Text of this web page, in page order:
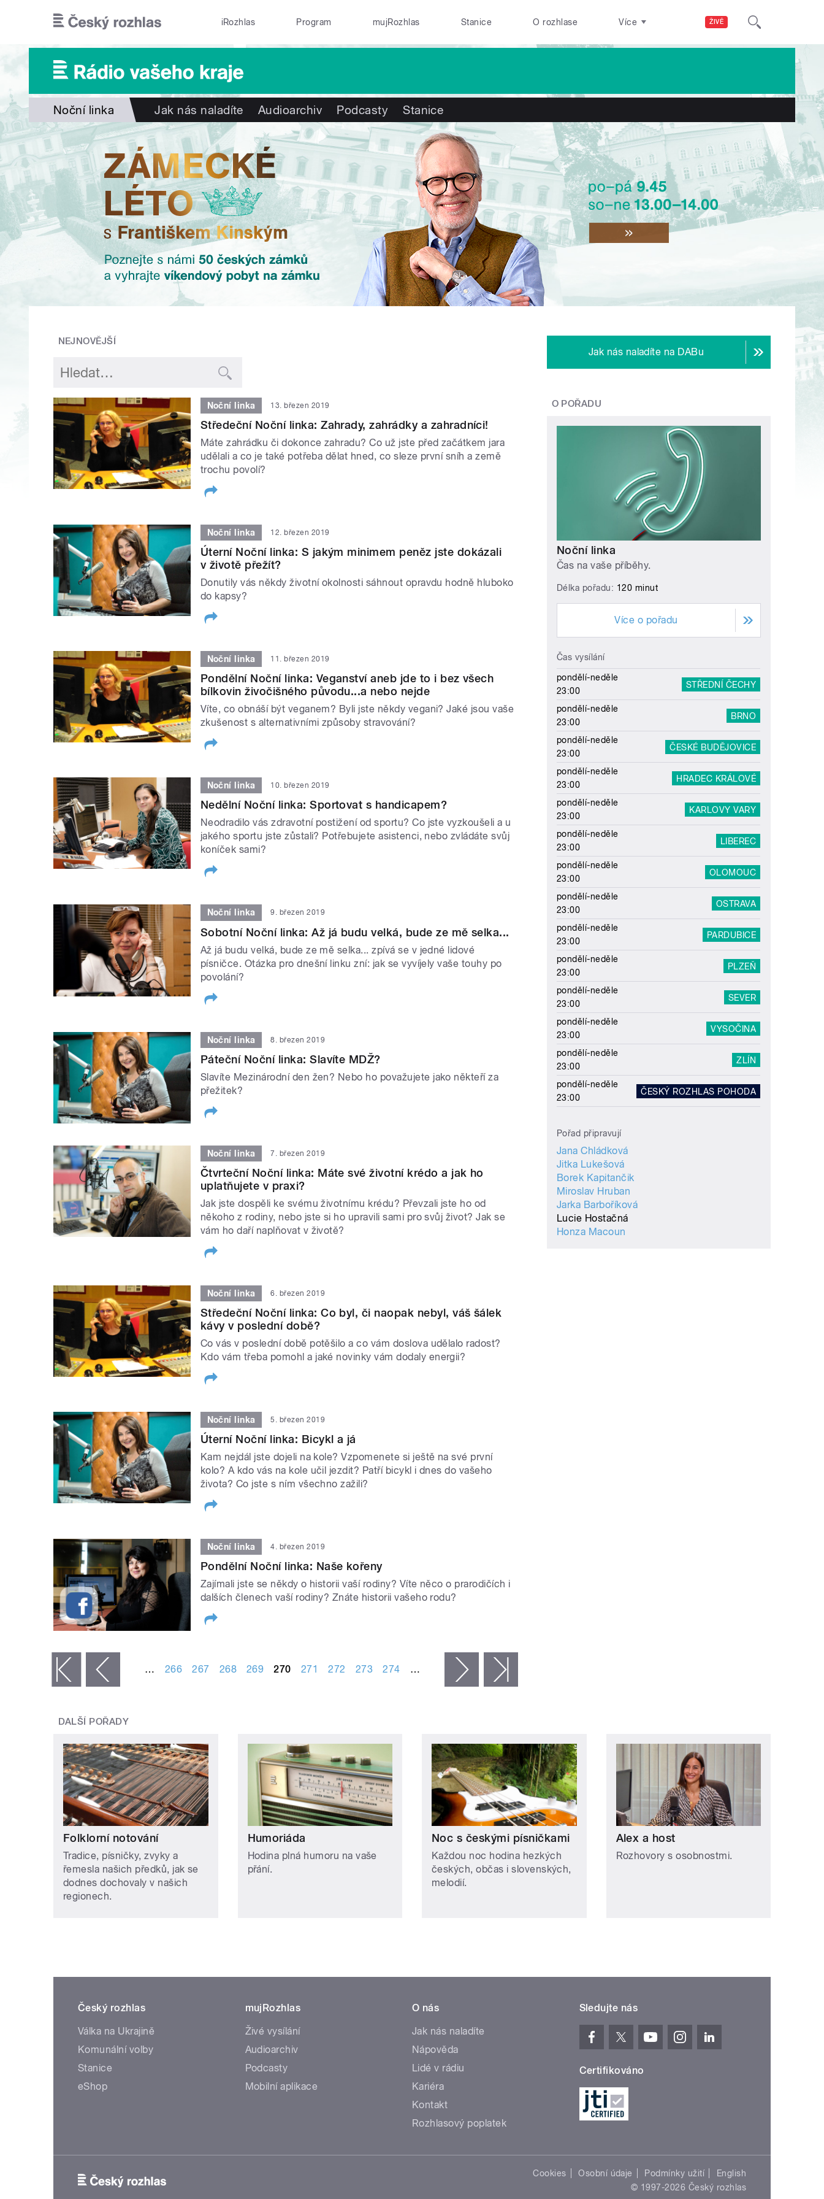
ŽIVĚ
iRozhlas Program mujRozhlas Stanice O rozhlase Více
Noční linka Jak nás naladíte Audioarchiv Podcasty Stanice
NEJNOVĚJŠÍ
Noční linka 13. březen 2019
Středeční Noční linka: Zahrady, zahrádky a zahradníci!
Máte zahrádku či dokonce zahradu? Co už jste před začátkem jara
udělali a co je také potřeba dělat hned, co sleze první sníh a země
trochu povolí?
Noční linka 12. březen 2019
Úterní Noční linka: S jakým minimem peněz jste dokázali
v životě přežít?
Donutily vás někdy životní okolnosti sáhnout opravdu hodně hluboko
do kapsy?
Noční linka 11. březen 2019
Pondělní Noční linka: Veganství aneb jde to i bez všech
bílkovin živočišného původu...a nebo nejde
Víte, co obnáší být veganem? Byli jste někdy vegani? Jaké jsou vaše
zkušenost s alternativními způsoby stravování?
Noční linka 10. březen 2019
Nedělní Noční linka: Sportovat s handicapem?
Neodradilo vás zdravotní postižení od sportu? Co jste vyzkoušeli a u
jakého sportu jste zůstali? Potřebujete asistenci, nebo zvládáte svůj
koníček sami?
Noční linka 9. březen 2019
Sobotní Noční linka: Až já budu velká, bude ze mě selka...
Až já budu velká, bude ze mě selka... zpívá se v jedné lidové
písničce. Otázka pro dnešní linku zní: jak se vyvíjely vaše touhy po
povolání?
Noční linka 8. březen 2019
Páteční Noční linka: Slavíte MDŽ?
Slavíte Mezinárodní den žen? Nebo ho považujete jako někteří za
přežitek?
Noční linka 7. březen 2019
Čtvrteční Noční linka: Máte své životní krédo a jak ho
uplatňujete v praxi?
Jak jste dospěli ke svému životnímu krédu? Převzali jste ho od
někoho z rodiny, nebo jste si ho upravili sami pro svůj život? Jak se
vám ho daří naplňovat v životě?
Noční linka 6. březen 2019
Středeční Noční linka: Co byl, či naopak nebyl, váš šálek
kávy v poslední době?
Co vás v poslední době potěšilo a co vám doslova udělalo radost?
Kdo vám třeba pomohl a jaké novinky vám dodaly energii?
Noční linka 5. březen 2019
Úterní Noční linka: Bicykl a já
Kam nejdál jste dojeli na kole? Vzpomenete si ještě na své první
kolo? A kdo vás na kole učil jezdit? Patří bicykl i dnes do vašeho
života? Co jste s ním všechno zažili?
Noční linka 4. březen 2019
Pondělní Noční linka: Naše kořeny
Zajímali jste se někdy o historii vaší rodiny? Víte něco o prarodičích i
dalších členech vaší rodiny? Znáte historii vašeho rodu?
‹ předchozí … 266 267 268 269 270 271 272 273 274 … následující ›
Jak nás naladíte na DABu
O POŘADU
Noční linka
Čas na vaše příběhy.
Délka pořadu: 120 minut
Více o pořadu
Čas vysílání
pondělí-neděle
23:00
STŘEDNÍ ČECHY
pondělí-neděle
23:00
BRNO
pondělí-neděle
23:00
ČESKÉ BUDĚJOVICE
pondělí-neděle
23:00
HRADEC KRÁLOVÉ
pondělí-neděle
23:00
KARLOVY VARY
pondělí-neděle
23:00
LIBEREC
pondělí-neděle
23:00
OLOMOUC
pondělí-neděle
23:00
OSTRAVA
pondělí-neděle
23:00
PARDUBICE
pondělí-neděle
23:00
PLZEŇ
pondělí-neděle
23:00
SEVER
pondělí-neděle
23:00
VYSOČINA
pondělí-neděle
23:00
ZLÍN
pondělí-neděle
23:00
ČESKÝ ROZHLAS POHODA
Pořad připravují
Jana Chládková
Jitka Lukešová
Borek Kapitančik
Miroslav Hruban
Jarka Barboříková
Lucie Hostačná
Honza Macoun
DALŠÍ POŘADY
Folklorní notování
Tradice, písničky, zvyky a
řemesla našich předků, jak se
dodnes dochovaly v našich
regionech.
Humoriáda
Hodina plná humoru na vaše
přání.
Noc s českými písničkami
Každou noc hodina hezkých
českých, občas i slovenských,
melodií.
Alex a host
Rozhovory s osobnostmi.
Český rozhlas
Válka na Ukrajině
Komunální volby
Stanice
eShop
mujRozhlas
Živé vysílání
Audioarchiv
Podcasty
Mobilní aplikace
O nás
Jak nás naladíte
Nápověda
Lidé v rádiu
Kariéra
Kontakt
Rozhlasový poplatek
Sledujte nás
Certifikováno
Cookies Osobní údaje Podmínky užití
English
© 1997-2026 Český rozhlas